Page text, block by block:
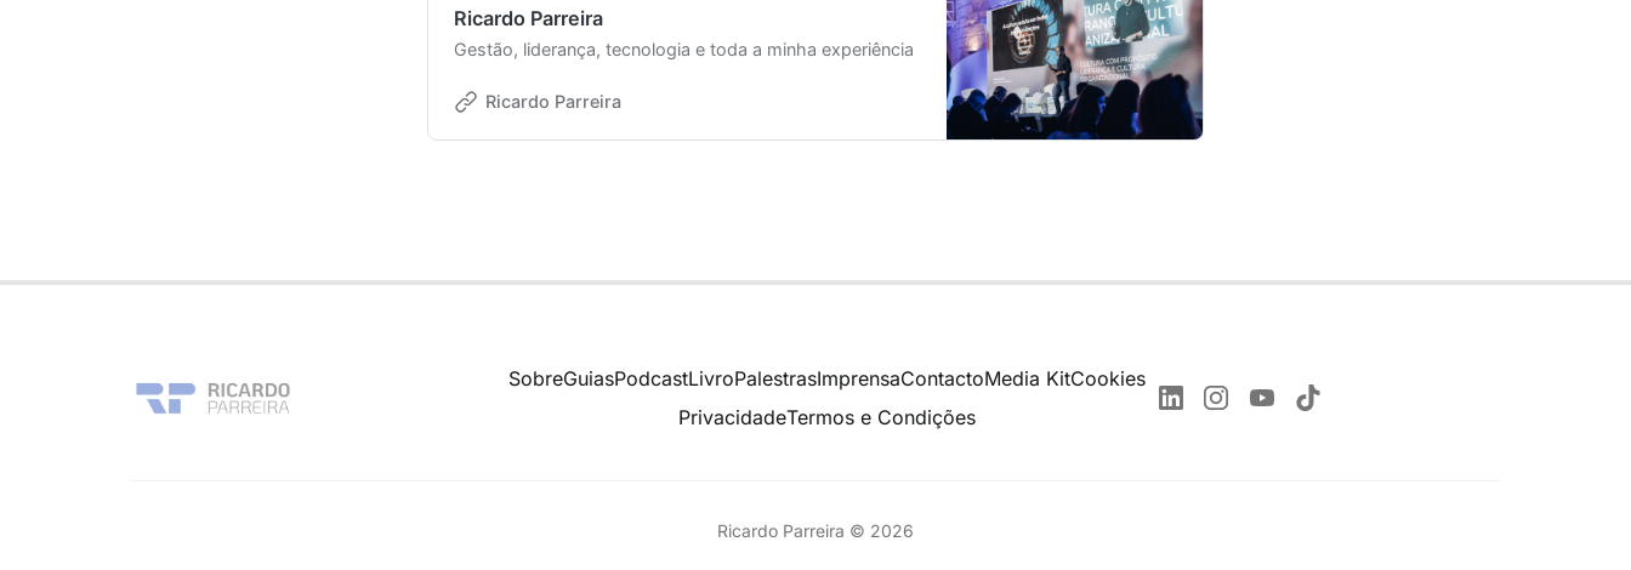
Ricardo Parreira
Gestão, liderança, tecnologia e toda a minha experiência
Ricardo Parreira
SobreGuiasPodcastLivroPalestrasImprensaContactoMedia KitCookies
PrivacidadeTermos e Condições
Ricardo Parreira © 2026